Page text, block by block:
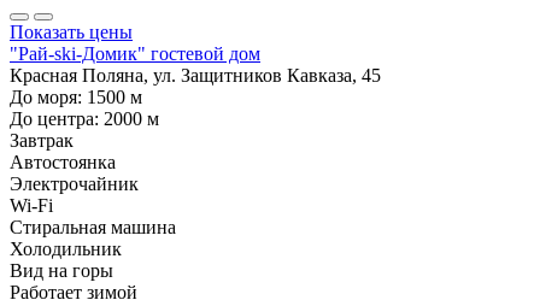
Показать цены
"Рай-ski-Домик" гостевой дом
Красная Поляна, ул. Защитников Кавказа, 45
До моря: 1500 м
До центра: 2000 м
Завтрак
Автостоянка
Электрочайник
Wi-Fi
Стиральная машина
Холодильник
Вид на горы
Работает зимой